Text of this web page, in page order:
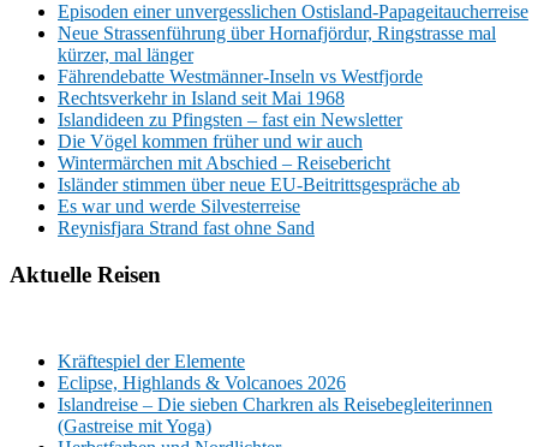
Episoden einer unvergesslichen Ostisland-Papageitaucherreise
Neue Strassenführung über Hornafjördur, Ringstrasse mal
kürzer, mal länger
Fährendebatte Westmänner-Inseln vs Westfjorde
Rechtsverkehr in Island seit Mai 1968
Islandideen zu Pfingsten – fast ein Newsletter
Die Vögel kommen früher und wir auch
Wintermärchen mit Abschied – Reisebericht
Isländer stimmen über neue EU-Beitrittsgespräche ab
Es war und werde Silvesterreise
Reynisfjara Strand fast ohne Sand
Aktuelle Reisen
Kräftespiel der Elemente
Eclipse, Highlands & Volcanoes 2026
Islandreise – Die sieben Charkren als Reisebegleiterinnen
(Gastreise mit Yoga)